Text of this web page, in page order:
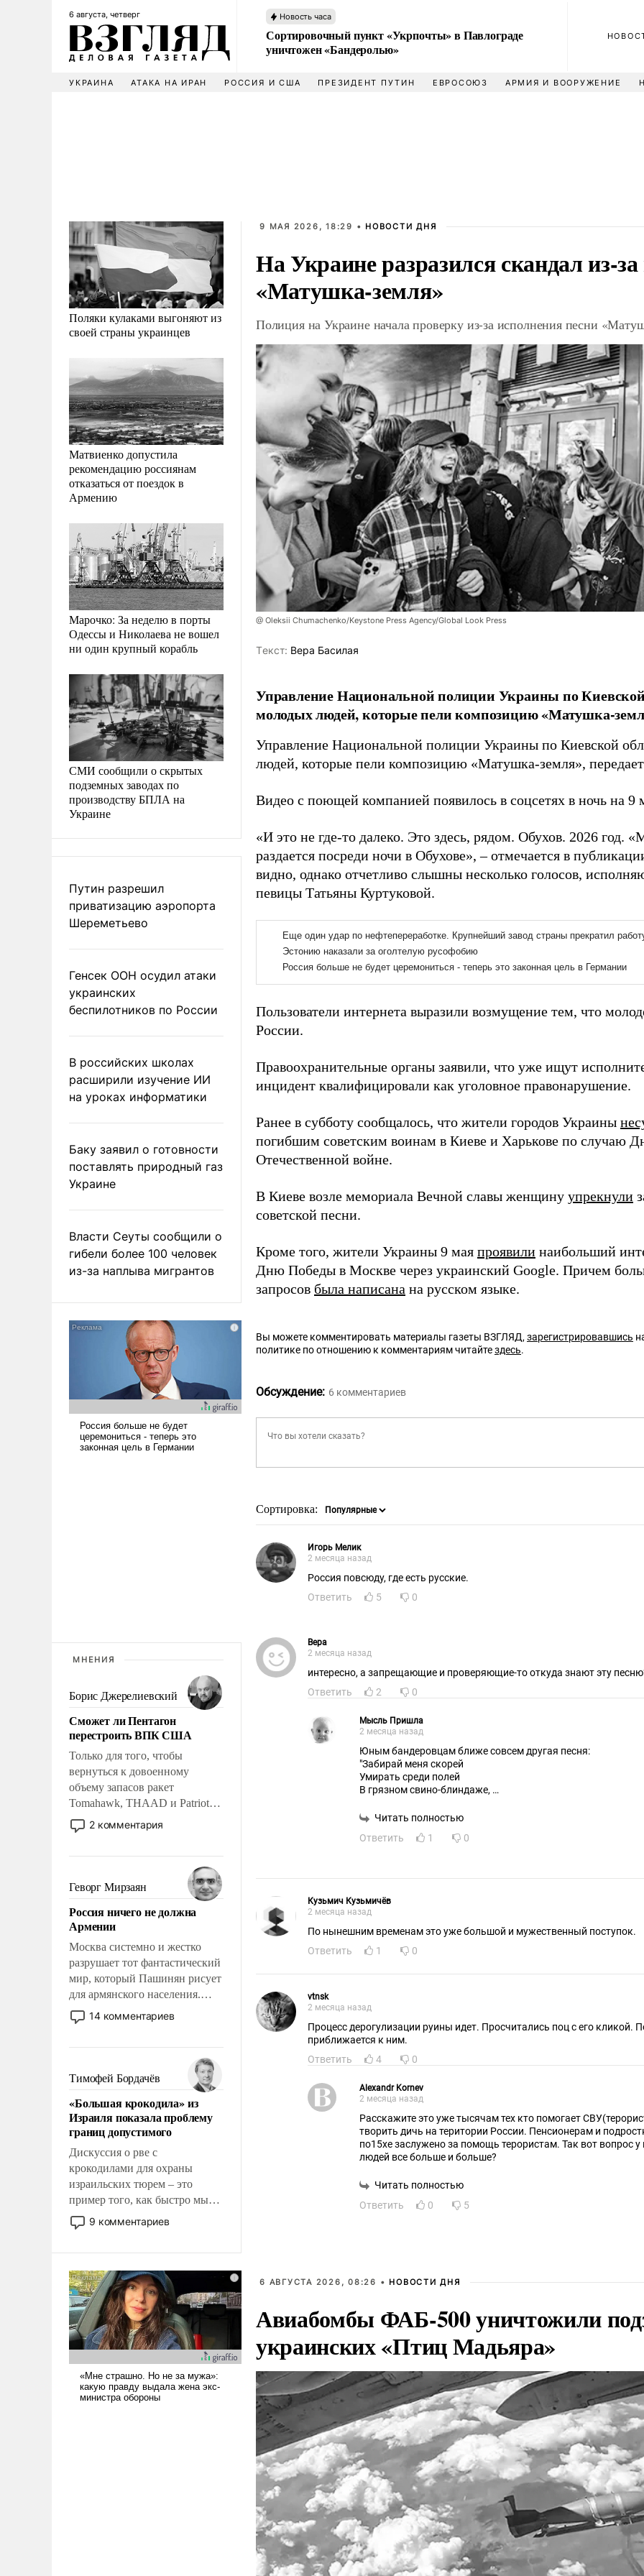
6 августа, четверг Новость часа
Сортировочный пункт «Укрпочты» в Павлограде
уничтожен «Бандеролью»
УКРАИНА АТАКА НА ИРАН РОССИЯ И США ПРЕЗИДЕНТ ПУТИН ЕВРОСОЮЗ АРМИЯ И ВООРУЖЕНИЕ
Поляки кулаками выгоняют из
своей страны украинцев
Матвиенко допустила
рекомендацию россиянам
отказаться от поездок в
Армению
Марочко: За неделю в порты
Одессы и Николаева не вошел
ни один крупный корабль
СМИ сообщили о скрытых
подземных заводах по
производству БПЛА на
Украине
Путин разрешил
приватизацию аэропорта
Шереметьево
Генсек ООН осудил атаки
украинских
беспилотников по России
В российских школах
расширили изучение ИИ
на уроках информатики
Баку заявил о готовности
поставлять природный газ
Украине
Власти Сеуты сообщили о
гибели более 100 человек
из-за наплыва мигрантов
МНЕНИЯ
Борис Джерелиевский
Сможет ли Пентагон
перестроить ВПК США
Только для того, чтобы
вернуться к довоенному
объему запасов ракет
Tomahawk, THAAD и Patriot
США потребуется более трех
лет. Даже небольшая война с
Сложившаяся ситуация
означает многолетний период
уязвимости США, например,
перед Китаем.
2 комментария
Геворг Мирзаян
Россия ничего не должна
Армении
Москва системно и жестко
разрушает тот фантастический
мир, который Пашинян рисует
для армянского населения.
Мир, где политические
прожекты будут безусловно
налогоплательщиков и где
Еревану за свои поступки не
нужно отвечать.
14 комментариев
Тимофей Бордачёв
«Большая крокодила» из
Израиля показала проблему
границ допустимого
Дискуссия о рве с
крокодилами для охраны
израильских тюрем – это
пример того, как быстро мы
двигаемся по пути
революционных изменений.
псевдонаучной фантастики,
стало всерьез обсуждаемой
идеей.
9 комментариев
9 МАЯ 2026, 18:29 • НОВОСТИ ДНЯ
На Украине разразился скандал из-
«Матушка-земля»
Полиция на Украине начала проверку из-за исполнения песни
@ Oleksii Chumachenko/Keystone Press Agency/Global Look Press
Tекст: Вера Басилая
Управление Национальной полиции Украины по Киевской
молодых людей, которые пели композицию «Матушка-
Управление Национальной полиции Украины по Киевской
людей, которые пели композицию «Матушка-земля»,
Видео с поющей компанией появилось в соцсетях в ночь на 9
«И это не где-то далеко. Это здесь, рядом. Обухов. 2026 год.
раздается посреди ночи в Обухове», – отмечается в
видно, однако отчетливо слышны несколько голосов,
певицы Татьяны Куртуковой.
Пользователи интернета выразили возмущение тем, что
России.
Правоохранительные органы заявили, что уже ищут
инцидент квалифицировали как уголовное правонарушение.
Ранее в субботу сообщалось, что жители городов Украины
погибшим советским воинам в Киеве и Харькове по случаю
Отечественной войне.
В Киеве возле мемориала Вечной славы женщину упрекнули
советской песни.
Кроме того, жители Украины 9 мая проявили наибольший
Дню Победы в Москве через украинский Google. Причем
запросов была написана на русском языке.
Вы можете комментировать материалы газеты ВЗГЛЯД,зарегистрировавшись
политике по отношению к комментариям читайтездесь.
Обсуждение: 6 комментариев
Сортировка:
Игорь Мелик
2 месяца назад
Россия повсюду, где есть русские.
Ответить
5 0
Вера
2 месяца назад
интересно, а запрещающие и проверяющие-то откуда знают эту
Ответить
2 0
Мысль Пришла
2 месяца назад
Юным бандеровцам ближе совсем другая песня:
"Забирай меня скорей
Умирать среди полей
В грязном свино-блиндаже,
Читать полностью
Ответить
1 0
Кузьмич Кузьмичёв
2 месяца назад
По нынешним временам это уже большой и мужественный поступок.
Ответить
1 0
vtnsk
2 месяца назад
Процесс дерогулизации руины идет. Просчитались поц с его кликой.
приближается к ним.
Ответить
4 0
Alexandr Kornev
2 месяца назад
Расскажите это уже тысячам тех кто помогает
творить дичь на територии России. Пенсионерам и
по15хе заслужено за помощь терористам. Так вот вопрос у
людей все больше и больше?
Читать полностью
Ответить
0 5
6 АВГУСТА 2026, 08:26 • НОВОСТИ ДНЯ
Авиабомбы ФАБ-500 уничтожили
украинских «Птиц Мадьяра»